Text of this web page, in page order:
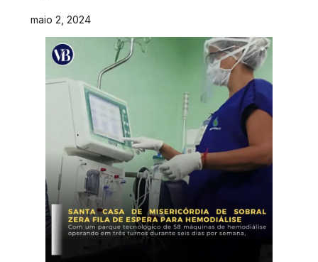
maio 2, 2024